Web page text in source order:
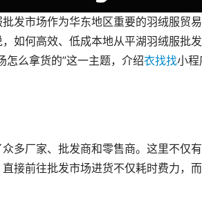
发市场作为华东地区重要的羽绒服贸
如何高效、低成本地从平湖羽绒服批
怎么拿货的”这一主题，介绍衣找找小程
多厂家、批发商和零售商。这里不仅
接前往批发市场进货不仅耗时费力，